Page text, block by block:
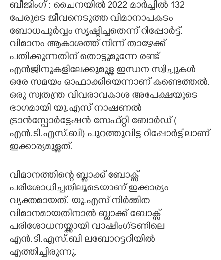
CARTOONS
LITERATURE
ZOOM
CONTACT US
ബീജിംഗ് : ചൈനയിൽ 2022 മാർച്ചിൽ 132
പേരുടെ ജീവനെടുത്ത വിമാനാപകടം
ബോധപൂർവ്വം സൃഷ്ടിച്ചതെന്ന് റിപ്പോർട്ട്.
വിമാനം ആകാശത്ത് നിന്ന് താഴേക്ക്
പതിക്കുന്നതിന് തൊട്ടുമുന്നേ രണ്ട്
എൻജിനുകളിലേക്കുമുള്ള ഇന്ധന സ്വിച്ചുകൾ
ഒരേ സമയം ഓഫാക്കിയെന്നാണ് കണ്ടെത്തൽ.
ഒരു സ്വതന്ത്ര വിവരാവകാശ അപേക്ഷയുടെ
ഭാഗമായി യു.എസ് നാഷണൽ
ട്രാൻസ്പോർട്ടേഷൻ സേഫ്റ്റി ബോർഡ് (
എൻ.ടി.എസ്.ബി) പുറത്തുവിട്ട റിപ്പോർട്ടിലാണ്
ഇക്കാര്യമുള്ളത്.
വിമാനത്തിന്റെ ബ്ലാക്ക് ബോക്സ്
പരിശോധിച്ചതിലൂടെയാണ് ഇക്കാര്യം
വ്യക്തമായത്. യു.എസ് നിർമ്മിത
വിമാനമായതിനാൽ ബ്ലാക്ക് ബോക്സ്
പരിശോധനയ്ക്കായി വാഷിംഗ്ടണിലെ
എൻ.ടി.എസ്.ബി ലബോറട്ടറിയിൽ
എത്തിച്ചിരുന്നു.